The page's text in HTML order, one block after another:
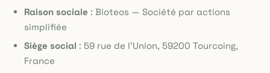
Raison sociale : Bioteos — Société par actions
simplifiée
Siège social : 59 rue de l'Union, 59200 Tourcoing,
France